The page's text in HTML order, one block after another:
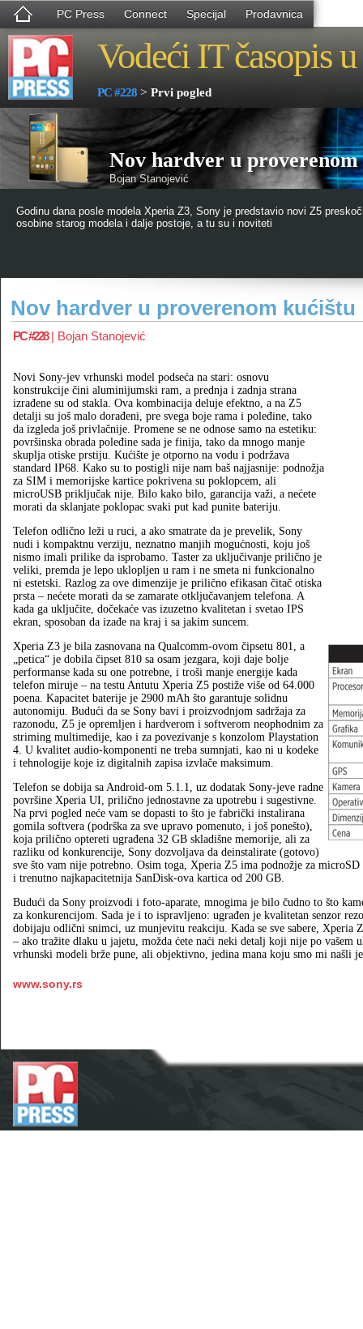
PC Press Connect Specijal Prodavnica
Vodeći IT časopis
PC #228 > Prvi pogled
Nov hardver u
Bojan Stanojević
Godinu dana posle modela Xperia Z3, Sony je predstavio novi Z5
osobine starog modela i dalje postoje, a tu su i noviteti
Nov hardver u proverenom kućištu
PC #228| Bojan Stanojević
Novi Sony-jev vrhunski model podseća na stari: osnovu
konstrukcije čini aluminijumski ram, a prednja i zadnja strana
izrađene su od stakla. Ova kombinacija deluje efektno, a na Z5
detalji su još malo dorađeni, pre svega boje rama i poleđine, tako
da izgleda još privlačnije. Promene se ne odnose samo na estetiku:
površinska obrada poleđine sada je finija, tako da mnogo manje
skuplja otiske prstiju. Kućište je otporno na vodu i podržava
standard IP68. Kako su to postigli nije nam baš najjasnije: podnožja
za SIM i memorijske kartice pokrivena su poklopcem, ali
microUSB priključak nije. Bilo kako bilo, garancija važi, a nećete
morati da sklanjate poklopac svaki put kad punite bateriju.
Telefon odlično leži u ruci, a ako smatrate da je prevelik, Sony
nudi i kompaktnu verziju, neznatno manjih mogućnosti, koju još
nismo imali prilike da isprobamo. Taster za uključivanje prilično je
veliki, premda je lepo uklopljen u ram i ne smeta ni funkcionalno
ni estetski. Razlog za ove dimenzije je prilično efikasan čitač otiska
prsta – nećete morati da se zamarate otključavanjem telefona. A
kada ga uključite, dočekaće vas izuzetno kvalitetan i svetao IPS
ekran, sposoban da izađe na kraj i sa jakim suncem.
Xperia Z3 je bila zasnovana na Qualcomm-ovom čipsetu 801, a
„petica“ je dobila čipset 810 sa osam jezgara, koji daje bolje
performanse kada su one potrebne, i troši manje energije kada
telefon miruje – na testu Antutu Xperia Z5 postiže više od 64.000
poena. Kapacitet baterije je 2900 mAh što garantuje solidnu
autonomiju. Budući da se Sony bavi i proizvodnjom sadržaja za
razonodu, Z5 je opremljen i hardverom i softverom neophodnim za
striming multimedije, kao i za povezivanje s konzolom Playstation
4. U kvalitet audio-komponenti ne treba sumnjati, kao ni u kodeke
i tehnologije koje iz digitalnih zapisa izvlače maksimum.
Telefon se dobija sa Android-om 5.1.1, uz dodatak Sony-jeve radne
površine Xperia UI, prilično jednostavne za upotrebu i sugestivne.
Na prvi pogled neće vam se dopasti to što je fabrički instalirana
gomila softvera (podrška za sve upravo pomenuto, i još ponešto),
koja prilično optereti ugrađena 32 GB skladišne memorije, ali za
razliku od konkurencije, Sony dozvoljava da deinstalirate (gotovo)
sve što vam nije potrebno. Osim toga, Xperia Z5 ima podnožje za
i trenutno najkapacitetnija SanDisk-ova kartica od 200 GB.
Budući da Sony proizvodi i foto-aparate, mnogima je bilo čudno to što
za konkurencijom. Sada je i to ispravljeno: ugrađen je kvalitetan senzor
dobijaju odlični snimci, uz munjevitu reakciju. Kada se sve sabere, Xperia
– ako tražite dlaku u jajetu, možda ćete naći neki detalj koji nije po vašem
vrhunski modeli brže pune, ali objektivno, jedina mana koju smo mi našli
www.sony.rs